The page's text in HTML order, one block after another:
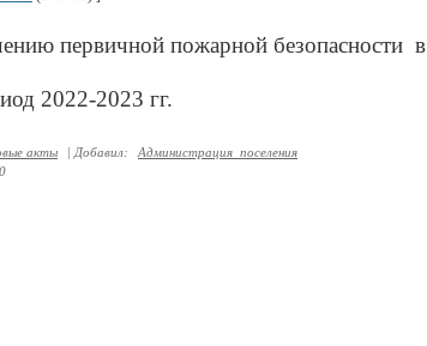
первичной пожарной безопасности в
2022-2023 гг.
акты | Добавил:
Администрация_поселения